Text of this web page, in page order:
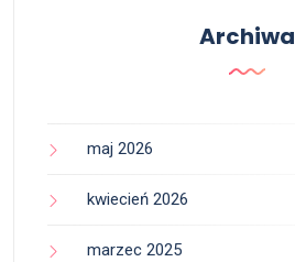
Archiwa
maj 2026
kwiecień 2026
marzec 2025